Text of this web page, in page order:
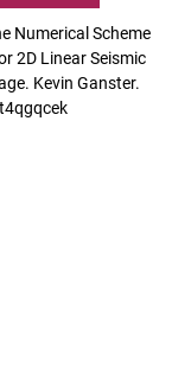
Numerical Scheme
2D Linear Seismic
Kevin Ganster.